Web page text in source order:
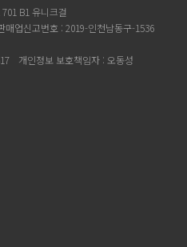
B1 유니크걸
매업신고번호 : 2019-인천남동구-1536
개인정보 보호책임자 : 오동성